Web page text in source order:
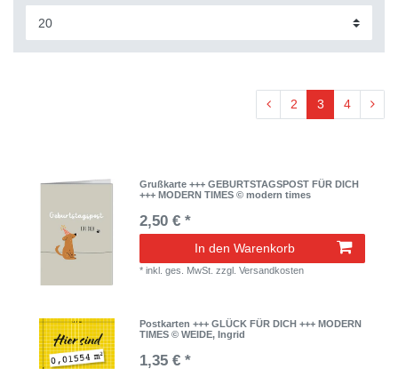
2 3 4
Grußkarte +++ GEBURTSTAGSPOST FÜR DICH
+++ MODERN TIMES © modern times
2,50 € *
In den Warenkorb
*inkl. ges. MwSt. zzgl.Versandkosten
Postkarten +++ GLÜCK FÜR DICH +++ MODERN
TIMES © WEIDE, Ingrid
1,35 € *